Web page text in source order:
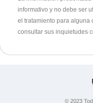
informativo y no debe ser
el tratamiento para alguna
consultar sus inquietudes
© 2023